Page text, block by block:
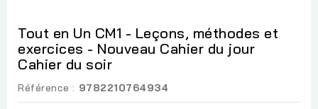
Tout en Un CM1 - Leçons, méthodes et
exercices - Nouveau Cahier du jour
Cahier du soir
Référence : 9782210764934